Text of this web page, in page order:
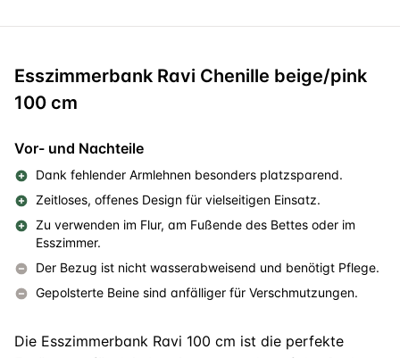
Esszimmerbank Ravi Chenille beige/pink
100 cm
Vor- und Nachteile
Dank fehlender Armlehnen besonders platzsparend.
Zeitloses, offenes Design für vielseitigen Einsatz.
Zu verwenden im Flur, am Fußende des Bettes oder im
Esszimmer.
Der Bezug ist nicht wasserabweisend und benötigt Pflege.
Gepolsterte Beine sind anfälliger für Verschmutzungen.
Die Esszimmerbank Ravi 100 cm ist die perfekte